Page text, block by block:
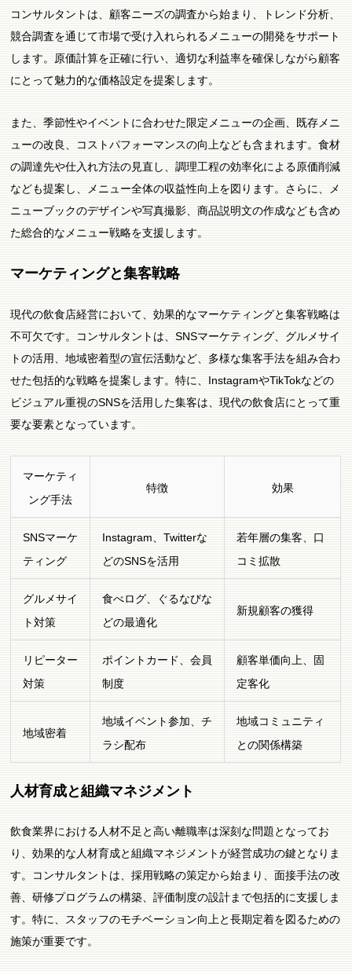
コンサルタントは、顧客ニーズの調査から始まり、トレンド分析、
競合調査を通じて市場で受け入れられるメニューの開発をサポート
します。原価計算を正確に行い、適切な利益率を確保しながら顧客
にとって魅力的な価格設定を提案します。
また、季節性やイベントに合わせた限定メニューの企画、既存メニ
ューの改良、コストパフォーマンスの向上なども含まれます。食材
の調達先や仕入れ方法の見直し、調理工程の効率化による原価削減
なども提案し、メニュー全体の収益性向上を図ります。さらに、メ
ニューブックのデザインや写真撮影、商品説明文の作成なども含め
た総合的なメニュー戦略を支援します。
マーケティングと集客戦略
現代の飲食店経営において、効果的なマーケティングと集客戦略は
不可欠です。コンサルタントは、SNSマーケティング、グルメサイ
トの活用、地域密着型の宣伝活動など、多様な集客手法を組み合わ
せた包括的な戦略を提案します。特に、InstagramやTikTokなどの
ビジュアル重視のSNSを活用した集客は、現代の飲食店にとって重
要な要素となっています。
マーケティ
ング手法
特徴 効果
SNSマーケ
ティング
Instagram、Twitterな
どのSNSを活用
若年層の集客、口
コミ拡散
グルメサイ
ト対策
食べログ、ぐるなびな
どの最適化
新規顧客の獲得
リピーター
対策
ポイントカード、会員
制度
顧客単価向上、固
定客化
地域密着
地域イベント参加、チ
ラシ配布
地域コミュニティ
との関係構築
人材育成と組織マネジメント
飲食業界における人材不足と高い離職率は深刻な問題となってお
り、効果的な人材育成と組織マネジメントが経営成功の鍵となりま
す。コンサルタントは、採用戦略の策定から始まり、面接手法の改
善、研修プログラムの構築、評価制度の設計まで包括的に支援しま
す。特に、スタッフのモチベーション向上と長期定着を図るための
施策が重要です。